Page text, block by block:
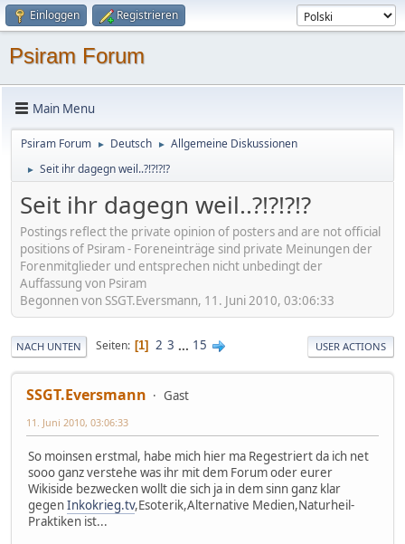
Einloggen Registrieren
Psiram Forum
Main Menu
Psiram Forum ► Deutsch ► Allgemeine Diskussionen
► Seit ihr dagegn weil..?!?!?!?
Seit ihr dagegn weil..?!?!?!?
Postings reflect the private opinion of posters and are not official
positions of Psiram - Foreneinträge sind private Meinungen der
Forenmitglieder und entsprechen nicht unbedingt der
Auffassung von Psiram
Begonnen von SSGT.Eversmann, 11. Juni 2010, 03:06:33
NACH UNTEN Seiten 1 2 3 ... 15 USER ACTIONS
SSGT.Eversmann Gast
11. Juni 2010, 03:06:33
So moinsen erstmal, habe mich hier ma Regestriert da ich net
sooo ganz verstehe was ihr mit dem Forum oder eurer
Wikiside bezwecken wollt die sich ja in dem sinn ganz klar
gegenInkokrieg.tv,Esoterik,Alternative Medien,Naturheil-
Praktiken ist...